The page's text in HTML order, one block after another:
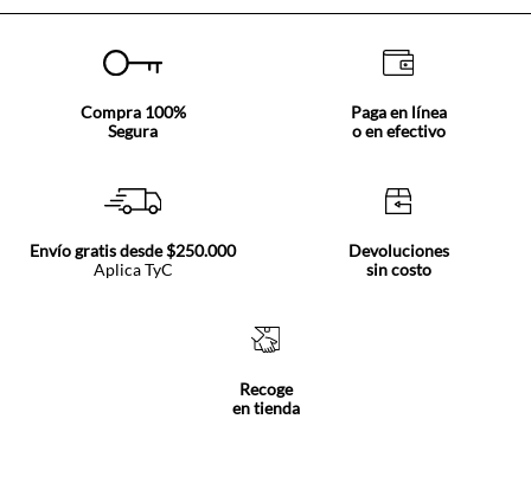
Compra 100%
Segura
Paga en línea
o en efectivo
Envío gratis desde $250.000
Aplica TyC
Devoluciones
sin costo
Recoge
en tienda